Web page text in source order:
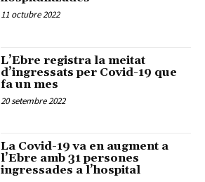
11 octubre 2022
L’Ebre registra la meitat
d’ingressats per Covid-19 que
fa un mes
20 setembre 2022
La Covid-19 va en augment a
l’Ebre amb 31 persones
ingressades a l’hospital